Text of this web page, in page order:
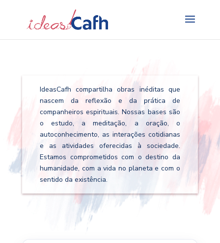
IdeasCafh compartilha obras inéditas que
nascem da reflexão e da prática de
companheiros espirituais. Nossas bases são
o estudo, a meditação, a oração, o
autoconhecimento, as interações cotidianas
e as atividades oferecidas à sociedade.
Estamos comprometidos com o destino da
humanidade, com a vida no planeta e com o
sentido da existência.